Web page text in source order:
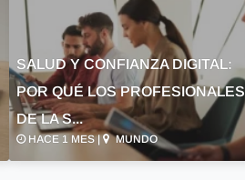
SALUD Y CONFIANZA DIGITAL:
POR QUÉ LOS PROFESIONALES
DE LA S...
HACE 1 MES | MUNDO